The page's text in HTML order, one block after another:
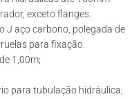
exceto flanges.
J aço carbono, polegada de
para fixação.
1,00m;
para tubulação hidráulica;